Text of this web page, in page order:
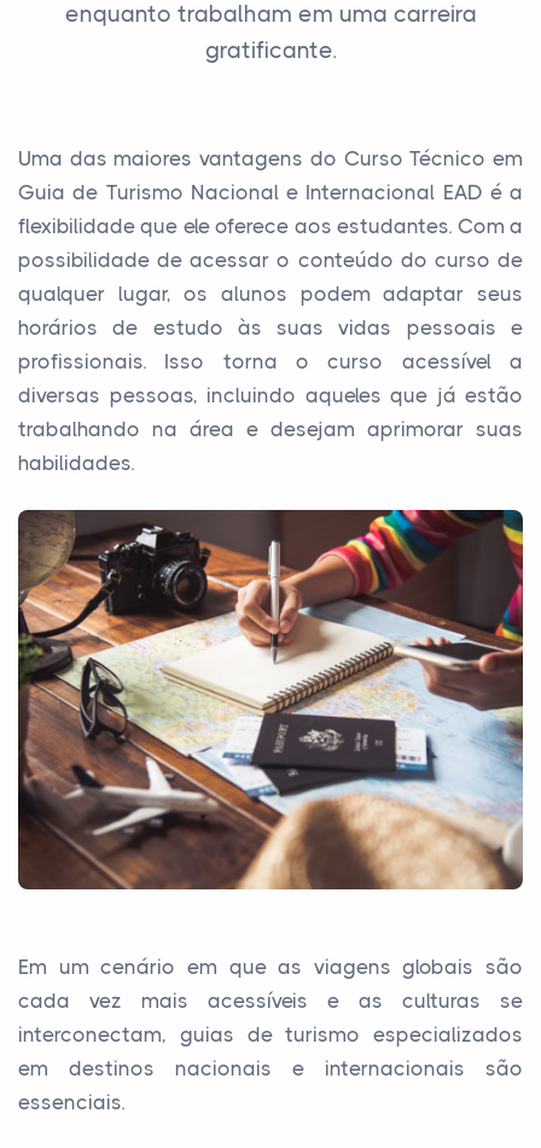
enquanto trabalham em uma carreira
gratificante.
Uma das maiores vantagens do Curso Técnico em
Guia de Turismo Nacional e Internacional EAD é a
flexibilidade que ele oferece aos estudantes. Com a
possibilidade de acessar o conteúdo do curso de
qualquer lugar, os alunos podem adaptar seus
horários de estudo às suas vidas pessoais e
profissionais. Isso torna o curso acessível a
diversas pessoas, incluindo aqueles que já estão
trabalhando na área e desejam aprimorar suas
habilidades.
Em um cenário em que as viagens globais são
cada vez mais acessíveis e as culturas se
interconectam, guias de turismo especializados
em destinos nacionais e internacionais são
essenciais.